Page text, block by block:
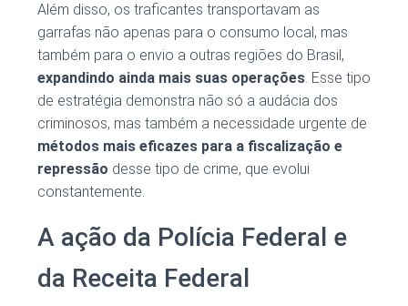
Além disso, os traficantes transportavam as
garrafas não apenas para o consumo local, mas
também para o envio a outras regiões do Brasil,
expandindo ainda mais suas operações. Esse tipo
de estratégia demonstra não só a audácia dos
criminosos, mas também a necessidade urgente de
métodos mais eficazes para a fiscalização e
repressão desse tipo de crime, que evolui
constantemente.
A ação da Polícia Federal e
da Receita Federal